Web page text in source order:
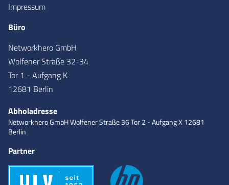
Impressum
Büro
Networkhero GmbH
Wolfener Straße 32-34
Tor 1 - Aufgang K
12681 Berlin
Abholadresse
Networkhero GmbHWolfener Straße 36Tor 2 - Aufgang X12681
Berlin
Partner